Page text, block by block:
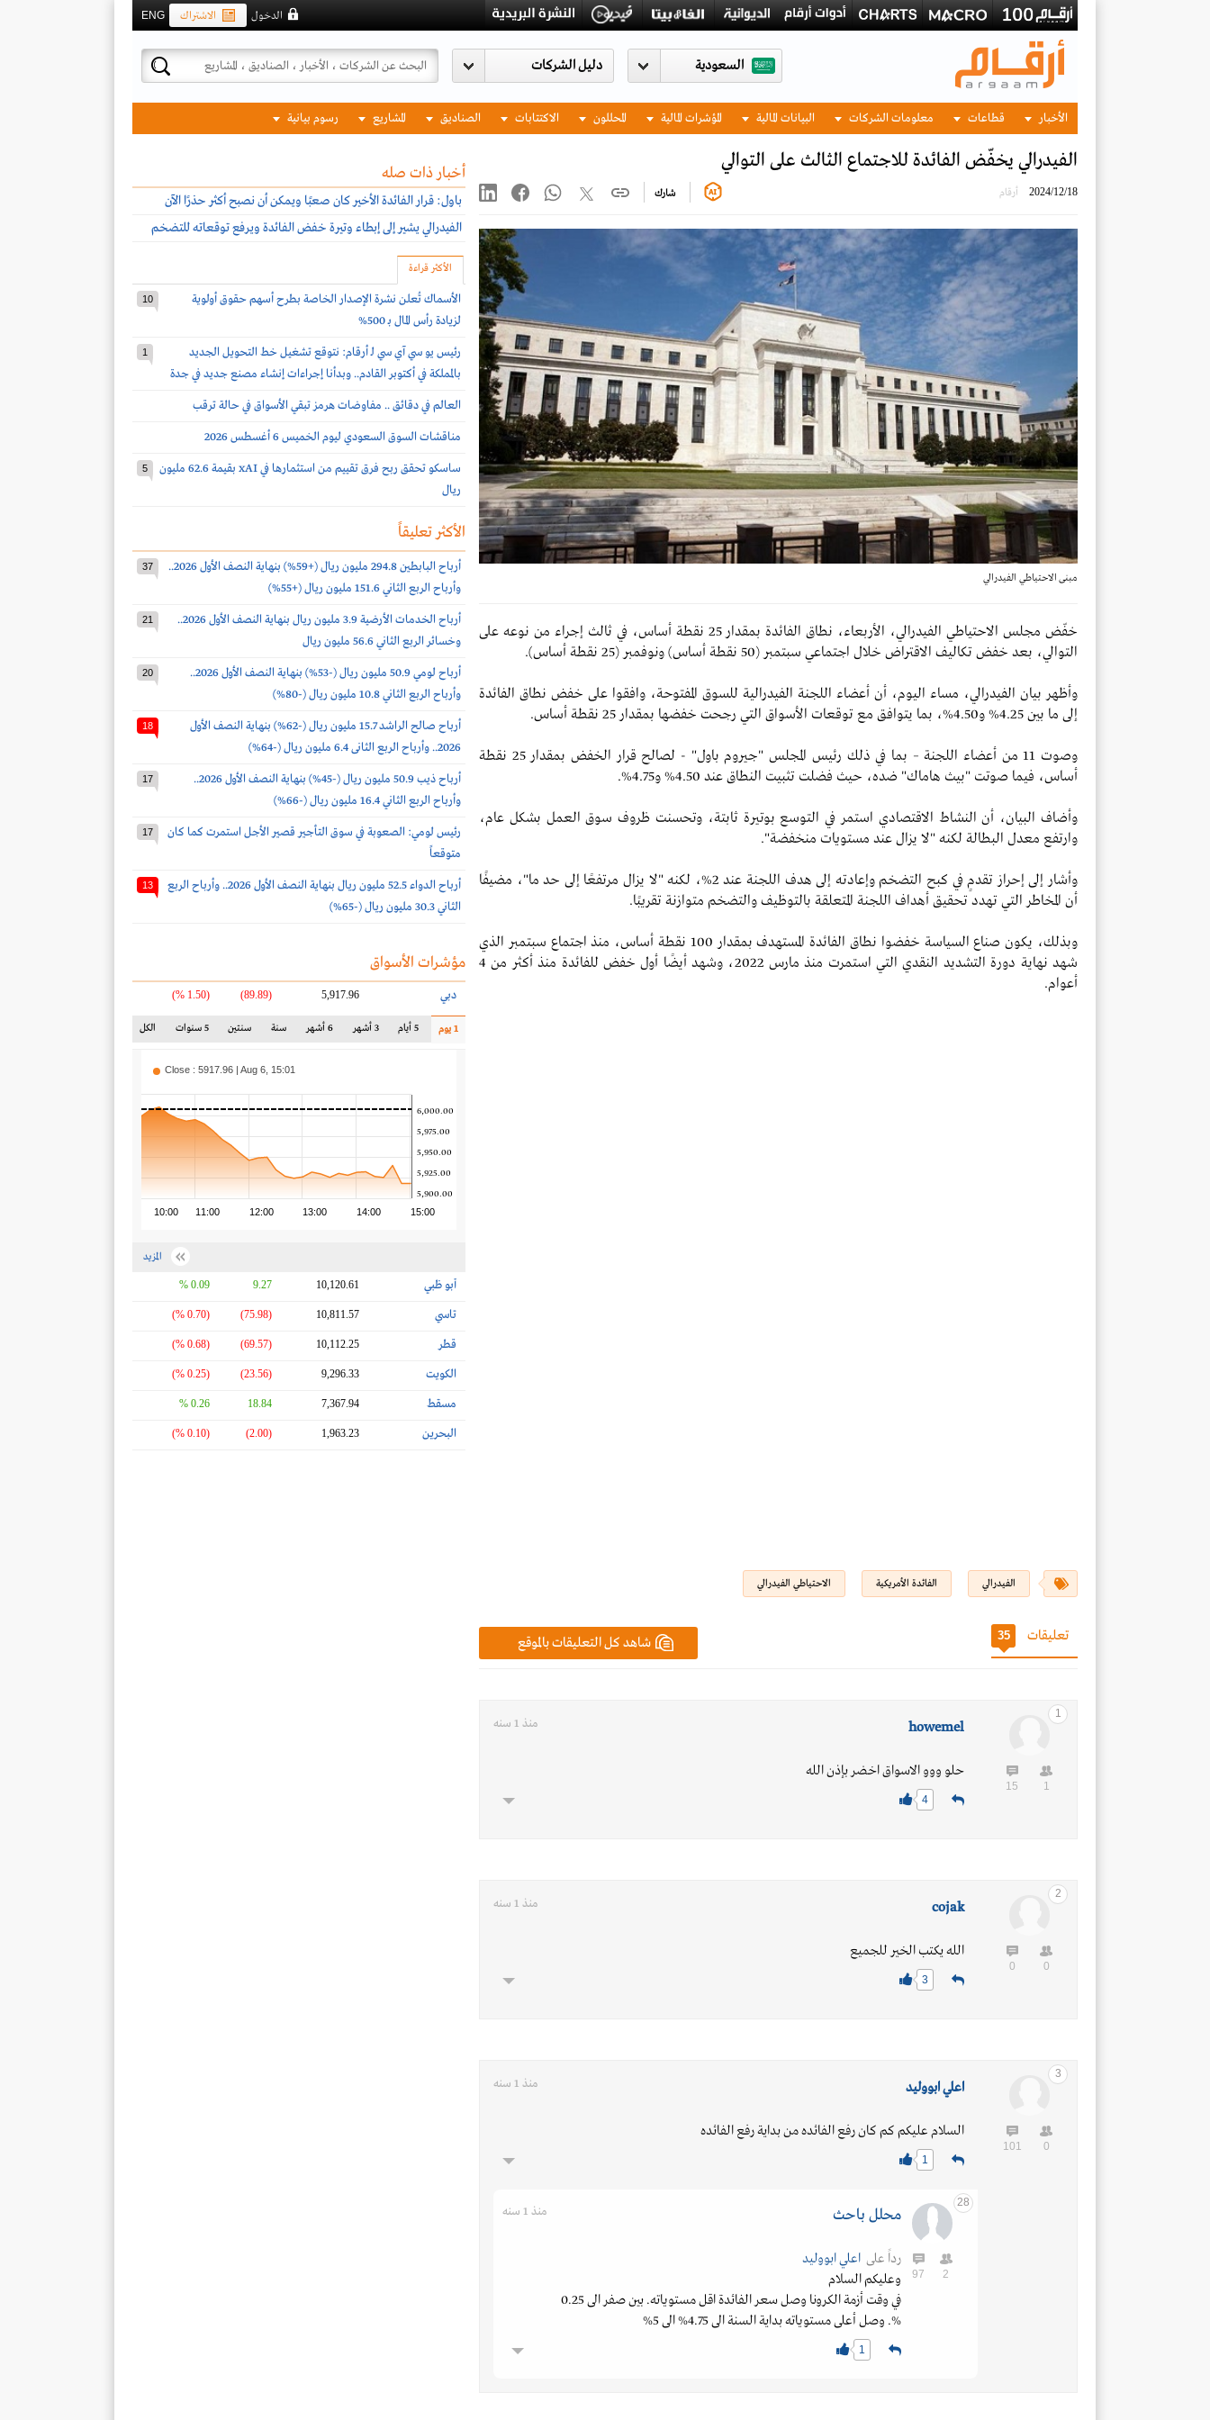
ENG الاشتراك الدخول
السعودية
الأخبار قطاعات معلومات الشركات البيانات المالية المؤشرات المالية المحللون الاكتتابات الصناديق المشاريع رسوم بيانية
الفيدرالي يخفّض الفائدة للاجتماع الثالث على التوالي
2024/12/18 أرقام شارك
مبنى الاحتياطي الفيدرالي
خفّض مجلس الاحتياطي الفيدرالي، الأربعاء، نطاق الفائدة بمقدار 25 نقطة أساس، في ثالث إجراء من نوعه على
التوالي، بعد خفض تكاليف الاقتراض خلال اجتماعي سبتمبر (50 نقطة أساس) ونوفمبر (25 نقطة أساس).
وأظهر بيان الفيدرالي، مساء اليوم، أن أعضاء اللجنة الفيدرالية للسوق المفتوحة، وافقوا على خفض نطاق الفائدة
إلى ما بين 4.25% و4.50%، بما يتوافق مع توقعات الأسواق التي رجحت خفضها بمقدار 25 نقطة أساس.
وصوت 11 من أعضاء اللجنة – بما في ذلك رئيس المجلس "جيروم باول" - لصالح قرار الخفض بمقدار 25 نقطة
أساس، فيما صوتت "بيث هاماك" ضده، حيث فضلت تثبيت النطاق عند 4.50% و4.75%.
وأضاف البيان، أن النشاط الاقتصادي استمر في التوسع بوتيرة ثابتة، وتحسنت ظروف سوق العمل بشكل عام،
وارتفع معدل البطالة لكنه "لا يزال عند مستويات منخفضة".
وأشار إلى إحراز تقدمٍ في كبح التضخم وإعادته إلى هدف اللجنة عند 2%، لكنه "لا يزال مرتفعًا إلى حد ما"، مضيفًا
أن المخاطر التي تهدد تحقيق أهداف اللجنة المتعلقة بالتوظيف والتضخم متوازنة تقريبًا.
وبذلك، يكون صناع السياسة خفضوا نطاق الفائدة المستهدف بمقدار 100 نقطة أساس، منذ اجتماع سبتمبر الذي
شهد نهاية دورة التشديد النقدي التي استمرت منذ مارس 2022، وشهد أيضًا أول خفض للفائدة منذ أكثر من 4
أعوام.
الفيدرالي الفائدة الأمريكية الاحتياطي الفيدرالي
شاهد كل التعليقات بالموقع تعليقات 35
1
1
15
howemel منذ 1 سنه
حلو ووو الاسواق اخضر بإذن الله
4
2
0
0
cojak منذ 1 سنه
الله يكتب الخير للجميع
3
3
0
101
اعلي ابووليد منذ 1 سنه
السلام عليكم كم كان رفع الفائده من بداية رفع الفائده
1
28
2
97
محلل باحث منذ 1 سنه
رداً علىاعلي ابووليد
وعليكم السلام
في وقت أزمة الكرونا وصل سعر الفائدة اقل مستوياته. بين صفر الى 0.25
%. وصل أعلى مستوياته بداية السنة الى 4.75% الى 5%
1
أخبار ذات صله
باول: قرار الفائدة الأخير كان صعبًا ويمكن أن نصبح أكثر حذرًا الآن
الفيدرالي يشير إلى إبطاء وتيرة خفض الفائدة ويرفع توقعاته للتضخم
الأكثر قراءة
الأسماك تُعلن نشرة الإصدار الخاصة بطرح أسهم حقوق أولوية
لزيادة رأس المال بـ 500%
10
رئيس يو سي آي سي لـ أرقام: نتوقع تشغيل خط التحويل الجديد
بالمملكة في أكتوبر القادم.. وبدأنا إجراءات إنشاء مصنع جديد في جدة
1
العالم في دقائق .. مفاوضات هرمز تبقي الأسواق في حالة ترقب
مناقشات السوق السعودي ليوم الخميس 6 أغسطس 2026
ساسكو تحقق ربح فرق تقييم من استثمارها في xAI بقيمة 62.6 مليون
ريال
5
الأكثر تعليقاً
أرباح البابطين 294.8 مليون ريال (+59%) بنهاية النصف الأول 2026..
وأرباح الربع الثاني 151.6 مليون ريال (+55%)
37
أرباح الخدمات الأرضية 3.9 مليون ريال بنهاية النصف الأول 2026..
وخسائر الربع الثاني 56.6 مليون ريال
21
أرباح لومي 50.9 مليون ريال (-53%) بنهاية النصف الأول 2026..
وأرباح الربع الثاني 10.8 مليون ريال (-80%)
20
أرباح صالح الراشد 15.7 مليون ريال (-62%) بنهاية النصف الأول
2026.. وأرباح الربع الثانى 6.4 مليون ريال (-64%)
18
أرباح ذيب 50.9 مليون ريال (-45%) بنهاية النصف الأول 2026..
وأرباح الربع الثاني 16.4 مليون ريال (-66%)
17
رئيس لومي: الصعوبة في سوق التأجير قصير الأجل استمرت كما كان
متوقعاً
17
أرباح الدواء 52.5 مليون ريال بنهاية النصف الأول 2026.. وأرباح الربع
الثاني 30.3 مليون ريال (-65%)
13
مؤشرات الأسواق
دبي 5,917.96
(89.89)
(1.50 %)
1 يوم 5 أيام 3 أشهر 6 أشهر سنة سنتين 5 سنوات الكل
10:00 11:00 12:00 13:00 14:00 15:00
5,900.00
5,925.00
5,950.00
5,975.00
6,000.00
Close : 5917.96 | Aug 6, 15:01
المزيد
أبو ظبي 10,120.61
9.27
0.09 %
تاسي 10,811.57
(75.98)
(0.70 %)
قطر 10,112.25
(69.57)
(0.68 %)
الكويت 9,296.33
(23.56)
(0.25 %)
مسقط 7,367.94
18.84
0.26 %
البحرين 1,963.23
(2.00)
(0.10 %)